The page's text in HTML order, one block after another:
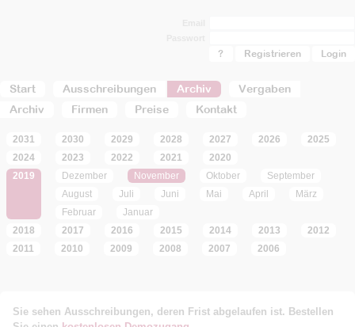
Start Ausschreibungen Archiv
Vergaben
Archiv
Firmen Preise Kontakt
? Registrieren
2031 2030 2029 2028 2027 2026
2025
2024
2023 2022 2021
2020
2019
Dezember November Oktober
September
August
Juli Juni Mai April
März
Februar
Januar
2018
2017 2016 2015 2014 2013
2012
2011
2010 2009 2008 2007 2006
Sie sehen Ausschreibungen, deren Frist abgelaufen ist. Bestellen